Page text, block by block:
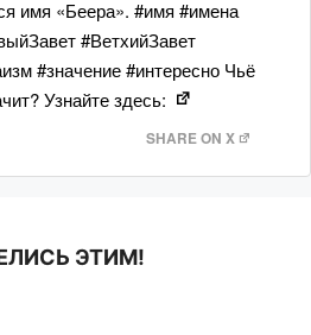
имя «Беера». #имя #имена
#ВетхийЗавет
#значение #интересно Чьё
Узнайте здесь:
SHARE ON X
ЭТИМ!